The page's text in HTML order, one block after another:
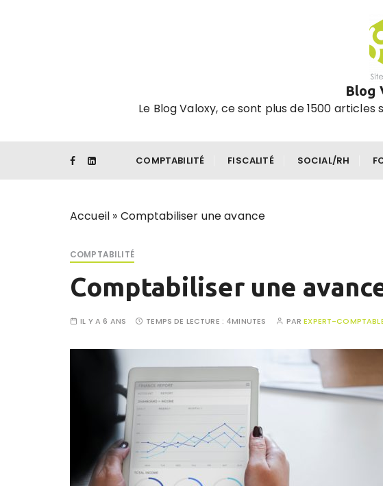
Blog
Le Blog Valoxy, ce sont plus de 1500
COMPTABILITÉ FISCALITÉ SOCIAL/RH
Accueil » Comptabiliser une avance
COMPTABILITÉ
Comptabiliser une
IL Y A 6 ANS TEMPS DE LECTURE : 4MINUTES PAREXPERT-